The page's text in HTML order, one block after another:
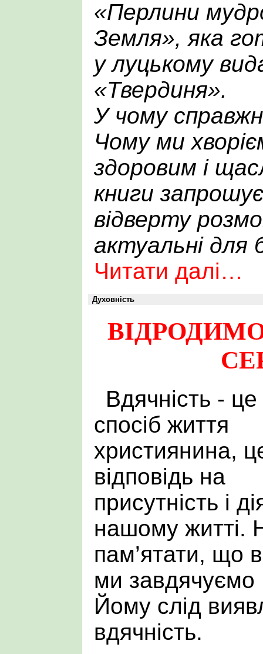
«Перлини
Земля», яка
у луцькому
«Твердиня».
У чому
Чому ми
здоровим і
книги
відверту
актуальні
Читати далі…
Духовність
Вдячність - це
спосіб життя
християнина,
відповідь на
присутність і
нашому житті.
пам’ятати, що
ми завдячуємо
Йому слід
вдячність.